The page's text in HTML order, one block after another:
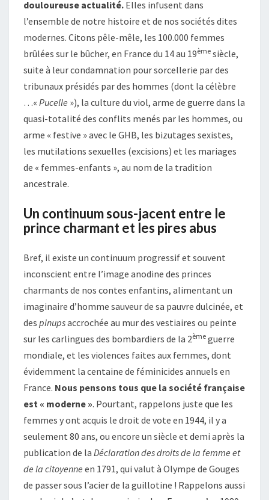
douloureuse actualité. Elles infusent dans
l’ensemble de notre histoire et de nos sociétés dites
modernes. Citons pêle-mêle, les 100.000 femmes
brûlées sur le bûcher, en France du 14 au 19ème siècle,
suite à leur condamnation pour sorcellerie par des
tribunaux présidés par des hommes (dont la célèbre
…« Pucelle »), la culture du viol, arme de guerre dans la
quasi-totalité des conflits menés par les hommes, ou
arme « festive » avec le GHB, les bizutages sexistes,
les mutilations sexuelles (excisions) et les mariages
de « femmes-enfants », au nom de la tradition
ancestrale.
Un continuum sous-jacent entre le
prince charmant et les pires abus
Bref, il existe un continuum progressif et souvent
inconscient entre l’image anodine des princes
charmants de nos contes enfantins, alimentant un
imaginaire d’homme sauveur de sa pauvre dulcinée, et
des pinupsaccrochée au mur des vestiaires ou peinte
sur les carlingues des bombardiers de la 2ème guerre
mondiale, et les violences faites aux femmes, dont
évidemment la centaine de féminicides annuels en
France. Nous pensons tous que la société française
est « moderne ». Pourtant, rappelons juste que les
femmes y ont acquis le droit de vote en 1944, il y a
seulement 80 ans, ou encore un siècle et demi après la
publication de la Déclaration des droits de la femme et
de la citoyenne en 1791, qui valut à Olympe de Gouges
de passer sous l’acier de la guillotine ! Rappelons aussi